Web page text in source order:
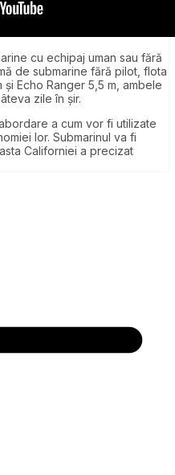
cu echipaj uman sau fără
de submarine fără pilot, flota
Echo Ranger 5,5 m, ambele
zile în șir.
a cum vor fi utilizate
lor. Submarinul va fi
Californiei a precizat